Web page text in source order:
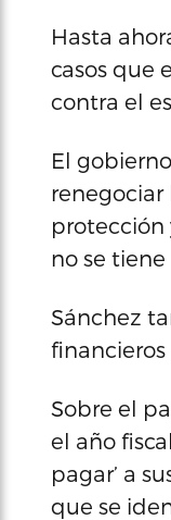
Hasta
casos que
contra el
El
renegociar
protección
no se
Sánchez
Sobre el
el año
pagar’ a
que se